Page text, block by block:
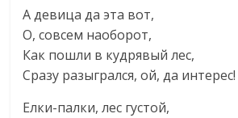
А девица да эта вот,
О, совсем наоборот,
Как пошли в кудрявый лес,
Сразу разыгрался, ой, да интерес!
Елки-палки, лес густой,